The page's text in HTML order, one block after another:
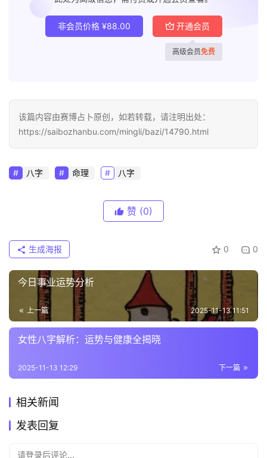
非会员价格 ¥88.00 开通会员
高级会员免费
该篇内容由赛博占卜原创，如若转载，请注明出处：
https://saibozhanbu.com/mingli/bazi/14790.html
八字 命理 八字
赞 (0)
0 0
生成海报
今日事业运势分析
上一篇 2025-11-13 11:51
女性八字解析：运势与健康全揭晓
下一篇
2025-11-13 12:29
相关新闻
发表回复
请登录后评论...